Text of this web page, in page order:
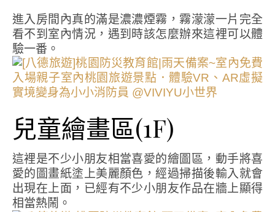
進入房間內真的滿是濃濃煙霧，霧濛濛一片完全
看不到室內情況，遇到時該怎麼辦來這裡可以體
驗一番。
兒童繪畫區(1F)
這裡是不少小朋友相當喜愛的繪圖區，動手將喜
愛的圖畫紙塗上美麗顏色，經過掃描後輸入就會
出現在上面，已經有不少小朋友作品在牆上顯得
相當熱鬧。